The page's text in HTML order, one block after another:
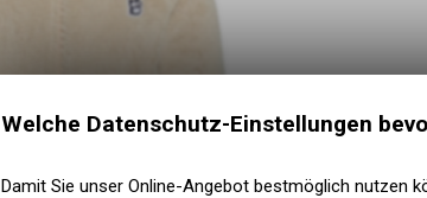
Welche Datenschutz-Einstellungen
Damit Sie unser Online-Angebot bestmöglich nutzen